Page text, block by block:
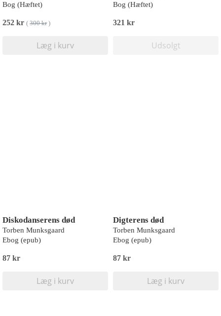
Bog (Hæftet)
252 kr ( 300 kr)
Læg i kurv
Bog (Hæftet)
321 kr
Udsolgt
Diskodanserens død
Torben Munksgaard
Ebog (epub)
87 kr
Læg i kurv
Digterens død
Torben Munksgaard
Ebog (epub)
87 kr
Læg i kurv